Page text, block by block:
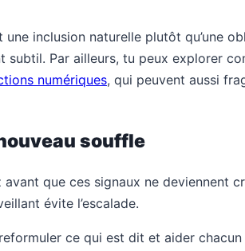
inclusion naturelle plutôt qu’une
Par ailleurs, tu peux explorer
numériques, qui peuvent aussi
souffle
que ces signaux ne deviennent
évite l’escalade.
ce qui est dit et aider chacun